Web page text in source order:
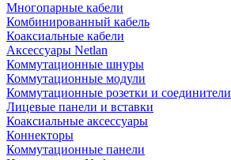
Многопарные кабели
Комбинированный кабель
Коаксиальные кабели
Аксессуары Netlan
Коммутационные шнуры
Коммутационные модули
Коммутационные розетки и соединители
Лицевые панели и вставки
Коаксиальные аксессуары
Коннекторы
Коммутационные панели